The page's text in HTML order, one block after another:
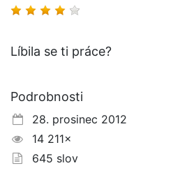
Líbila se ti práce?
Podrobnosti
28. prosinec 2012
14 211×
645 slov